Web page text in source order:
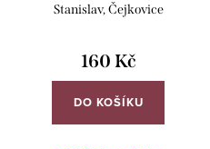
Stanislav, Čejkovice
160 Kč
DO KOŠÍKU